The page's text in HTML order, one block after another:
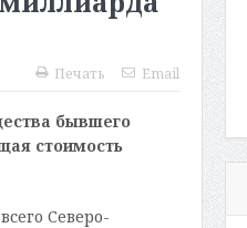
Печать Email
бывшего
стоимость
Северо-